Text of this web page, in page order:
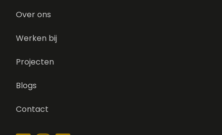
Over ons
Werken bij
Projecten
Blogs
Contact